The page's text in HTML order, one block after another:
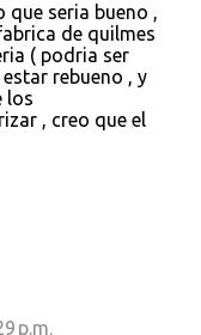
que seria bueno ,
de quilmes
( podria ser
rebueno , y
los
, creo que el
p.m.